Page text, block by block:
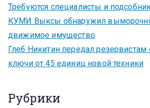
Требуются специалисты и
КУМИ Выксы обнаружил
движимое имущество
Глеб Никитин передал
ключи от 45 единиц новой техники
Рубрики